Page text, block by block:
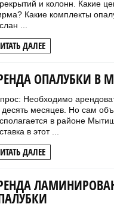
и колонн. Какие
Какие комплекты
...
ДАЛЕЕ
ОПАЛУБКИ В
Необходимо
десять месяцев. Но сам
в районе
в этот ...
ДАЛЕЕ